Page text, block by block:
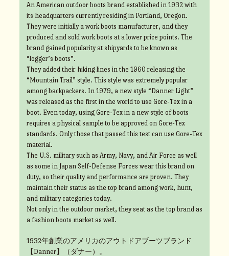
An American outdoor boots brand established in 1932 with
its headquarters currently residing in Portland, Oregon.
They were initially a work boots manufacturer, and they
produced and sold work boots at a lower price points. The
brand gained popularity at shipyards to be known as
“logger’s boots”.
They added their hiking lines in the 1960 releasing the
“Mountain Trail” style. This style was extremely popular
among backpackers. In 1979, a new style “Danner Light”
was released as the first in the world to use Gore-Tex in a
boot. Even today, using Gore-Tex in a new style of boots
requires a physical sample to be approved on Gore-Tex
standards. Only those that passed this test can use Gore-Tex
material.
The U.S. military such as Army, Navy, and Air Force as well
as some in Japan Self-Defense Forces wear this brand on
duty, so their quality and performance are proven. They
maintain their status as the top brand among work, hunt,
and military categories today.
Not only in the outdoor market, they seat as the top brand as
a fashion boots market as well.
1932年創業のアメリカのアウトドアブーツブランド
【Danner】（ダナー）。